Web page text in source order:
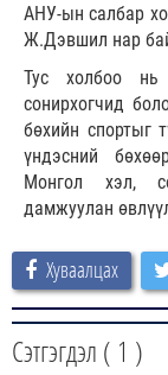
АНУ-ын салбар
Ж.Дэвшил нар
Тус холбоо
сонирхогчид
бөхийн спортыг
үндэсний
Монгол хэл,
дамжуулан
Хуваалцах
Сэтгэгдэл ( 1 )